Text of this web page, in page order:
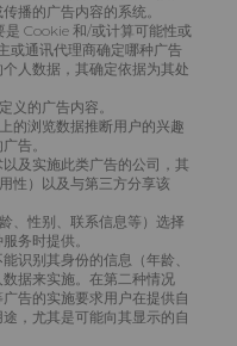
播的广告内容的系统。
是 Cookie 和/或计算可能性或
或通讯代理商确定哪种广告
人数据，其确定依据为其处
义的广告内容。
的浏览数据推断用户的兴趣
告。
及实施此类广告的公司，其
性）以及与第三方分享该
、性别、联系信息等）选择
务时提供。
识别其身份的信息（年龄、
据来实施。在第二种情况
告的实施要求用户在提供自
，尤其是可能向其显示的自